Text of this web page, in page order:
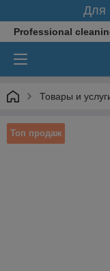
Для
Professional
Товары и
Топ продаж